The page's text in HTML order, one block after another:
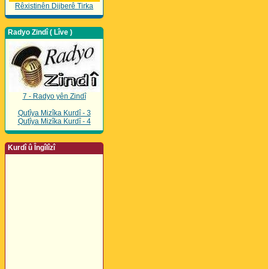
Rêxistinên Dijberê Tirka
Radyo Zindî ( Lîve )
7 - Radyo yên Zindî
Qutîya Mizîka Kurdî - 3
Qutîya Mizîka Kurdî - 4
Kurdî û Îngîlîzî